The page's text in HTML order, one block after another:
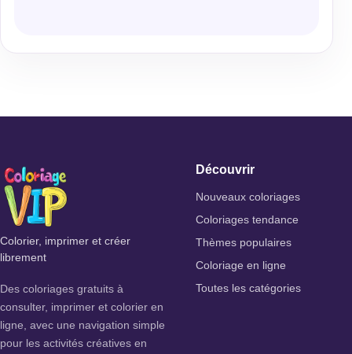
Colorier, imprimer et créer
librement
Des coloriages gratuits à
consulter, imprimer et colorier en
ligne, avec une navigation simple
pour les activités créatives en
Découvrir
Nouveaux coloriages
Coloriages tendance
Thèmes populaires
Coloriage en ligne
Toutes les catégories